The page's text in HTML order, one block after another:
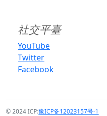
社交平臺
YouTube
Twitter
Facebook
© 2024 ICP:豫ICP备12023157号-1